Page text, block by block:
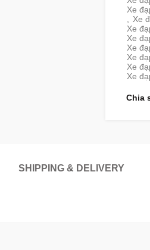
Xe
, Xe
Xe
Xe
Xe
Xe
Xe
Xe
Chia
SHIPPING & DELIVERY